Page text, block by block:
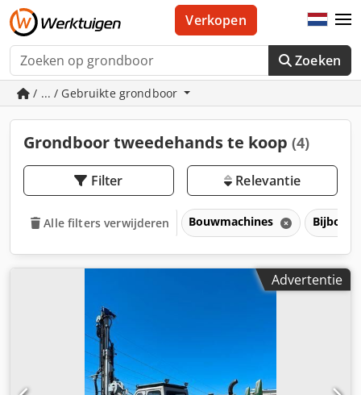
Zoeken
Verkopen
/ ... / Gebruikte grondboor
Grondboor tweedehands te koop (4)
Filter Relevantie
Alle filters verwijderen Bouwmachines
Advertentie